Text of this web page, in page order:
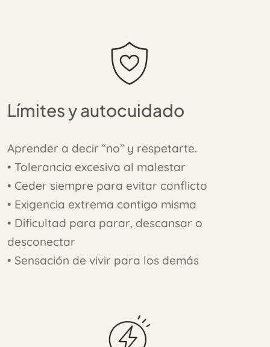
Límites y autocuidado
Aprender a decir “no” y respetarte.
• Tolerancia excesiva al malestar
• Ceder siempre para evitar conflicto
• Exigencia extrema contigo misma
• Dificultad para parar, descansar o
desconectar
• Sensación de vivir para los demás